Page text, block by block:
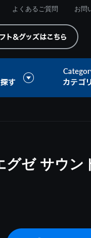
よくあるご質問 お問
グゼ サウン